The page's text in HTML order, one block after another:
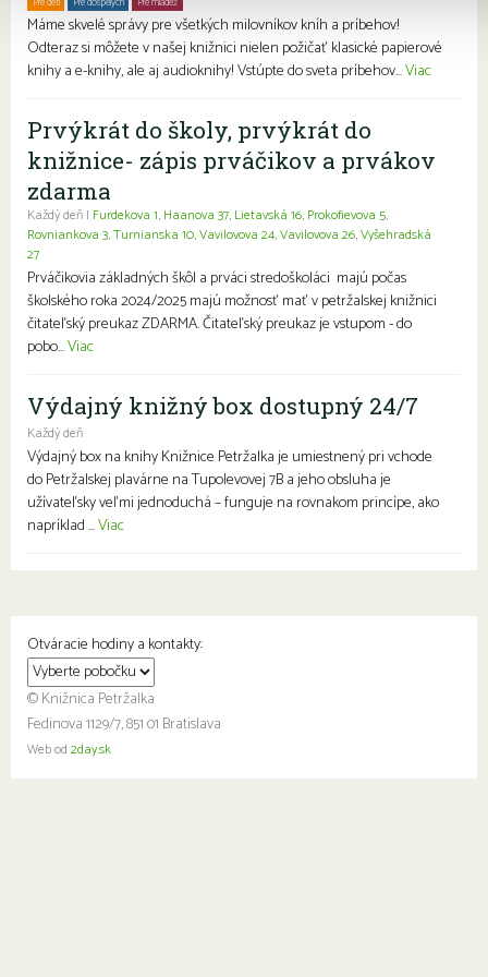
Máme skvelé správy pre všetkých milovníkov kníh a príbehov!
Odteraz si môžete v našej knižnici nielen požičať klasické papierové
knihy a e-knihy, ale aj audioknihy! Vstúpte do sveta príbehov...Viac
Prvýkrát do školy, prvýkrát do
knižnice- zápis prváčikov a prvákov
zdarma
Každý deň | Furdekova 1, Haanova 37, Lietavská 16, Prokofievova 5,
Rovniankova 3,Turnianska 10,Vavilovova 24,Vavilovova 26,Vyšehradská
27
Prváčikovia základných škôl a prváci stredoškoláci majú počas
školského roka 2024/2025 majú možnosť mať v petržalskej knižnici
čitateľský preukaz ZDARMA. Čitateľský preukaz je vstupom - do
pobo...Viac
Výdajný knižný box dostupný 24/7
Každý deň
Výdajný box na knihy Knižnice Petržalka je umiestnený pri vchode
do Petržalskej plavárne na Tupolevovej 7B a jeho obsluha je
užívateľsky veľmi jednoduchá – funguje na rovnakom princípe, ako
napríklad ...Viac
Otváracie hodiny a kontakty:
© Knižnica Petržalka
Fedinova 1129/7, 851 01 Bratislava
Web od 2day.sk